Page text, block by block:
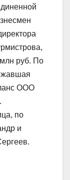
руб. По
ООО
по
и